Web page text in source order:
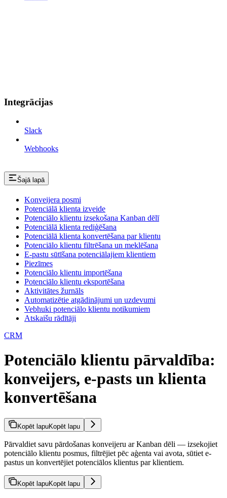
Integrācijas
Slack
Webhooks
Šajā lapā
Konveijera posmi
Potenciālā klienta izveide
Potenciālo klientu izsekošana Kanban dēlī
Potenciālā klienta rediģēšana
Potenciālā klienta konvertēšana par klientu
Potenciālo klientu filtrēšana un meklēšana
E-pastu sūtīšana potenciālajiem klientiem
Piezīmes
Potenciālo klientu importēšana
Potenciālo klientu eksportēšana
Aktivitātes žurnāls
Automatizētie atgādinājumi un uzdevumi
Vebhuki potenciālo klientu notikumiem
Atskaišu rādītāji
CRM
Potenciālo klientu pārvaldība:
konveijers, e-pasts un klienta
konvertēšana
Kopēt lapuKopēt lapu
Pārvaldiet savu pārdošanas konveijeru ar Kanban dēli — izsekojiet
potenciālo klientu posmus, filtrējiet pēc aģenta vai avota, sūtiet e-
pastus un konvertējiet potenciālos klientus par klientiem.
Kopēt lapuKopēt lapu